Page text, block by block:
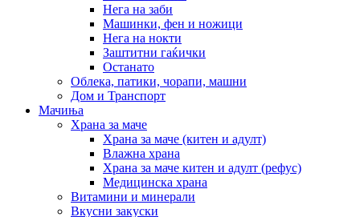
Нега на заби
Машинки, фен и ножици
Нега на нокти
Заштитни гаќички
Останато
Облека, патики, чорапи, машни
Дом и Транспорт
Мачиња
Храна за маче
Храна за маче (китен и адулт)
Влажна храна
Храна за маче китен и адулт (рефус)
Медицинска храна
Витамини и минерали
Вкусни закуски